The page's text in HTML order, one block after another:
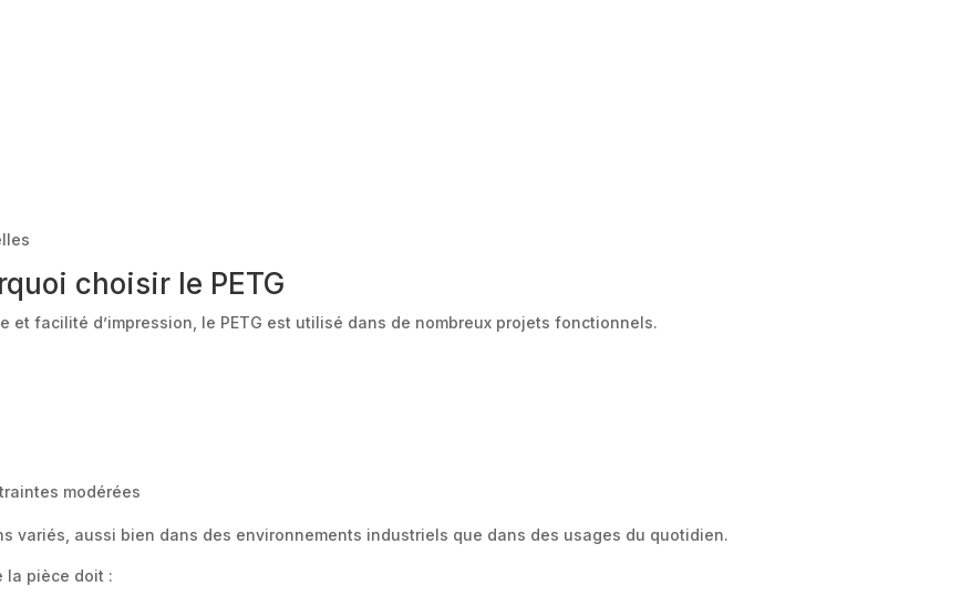
choisir le PETG
et facilité d’impression, le PETG est utilisé dans de nombreux projets fonctionnels.
modérées
variés, aussi bien dans des environnements industriels que dans des usages du quotidien.
la pièce doit :